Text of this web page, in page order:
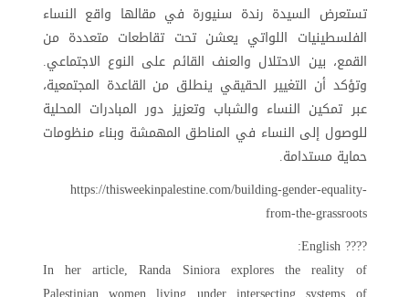
تستعرض السيدة رندة سنيورة في مقالها واقع النساء
الفلسطينيات اللواتي يعشن تحت تقاطعات متعددة من
القمع، بين الاحتلال والعنف القائم على النوع الاجتماعي.
وتؤكد أن التغيير الحقيقي ينطلق من القاعدة المجتمعية،
عبر تمكين النساء والشباب وتعزيز دور المبادرات المحلية
للوصول إلى النساء في المناطق المهمشة وبناء منظومات
حماية مستدامة.
https://thisweekinpalestine.com/building-gender-equality-
from-the-grassroots
???? English:
In her article, Randa Siniora explores the reality of